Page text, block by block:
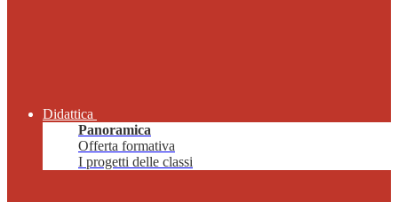
Didattica
Panoramica
Offerta formativa
I progetti delle classi